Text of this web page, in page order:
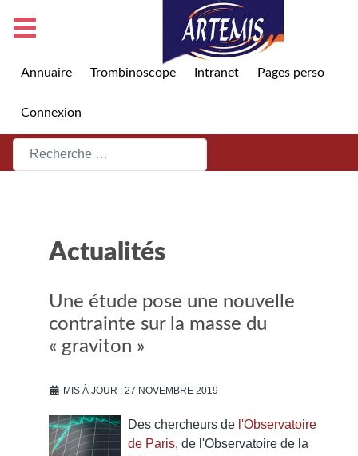
Annuaire Trombinoscope Intranet Pages perso
Connexion
Rechercher
Actualités
Une étude pose une nouvelle
contrainte sur la masse du
« graviton »
MIS À JOUR : 27 NOVEMBRE 2019
Des chercheurs de l'Observatoire
de Paris, de l'Observatoire de la